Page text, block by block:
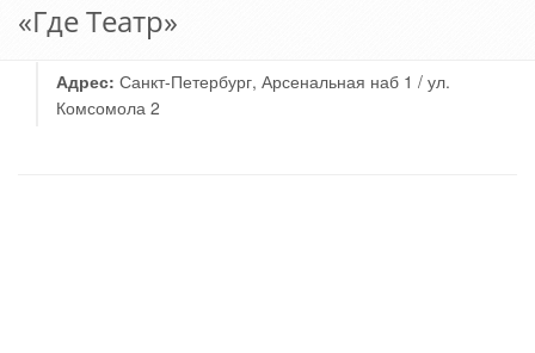
«Где Театр»
Адрес: Санкт-Петербург, Арсенальная наб 1 / ул.
Комсомола 2